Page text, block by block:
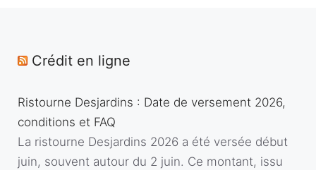
Crédit en ligne
Ristourne Desjardins : Date de versement 2026,
conditions et FAQ
La ristourne Desjardins 2026 a été versée début
juin, souvent autour du 2 juin. Ce montant, issu